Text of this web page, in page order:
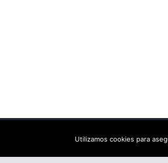
Copyright © 2026 Els arbres de
Utilizamos cookies para